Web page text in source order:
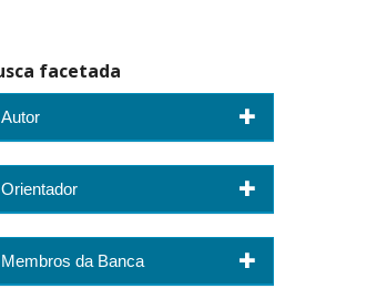
facetada
Autor
Orientador
Membros da Banca